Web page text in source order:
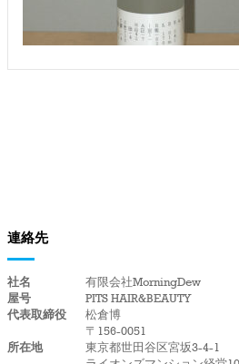
連絡先
社名
有限会社MorningDew
屋号
PITS HAIR&BEAUTY
代表取締役
松倉博
所在地
〒156-0051
東京都世田谷区宮坂3-4-1